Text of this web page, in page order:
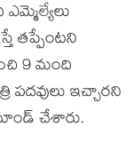
తప్పేంటని
9 మంది
పదవులు ఇచ్చారని
చేశారు.